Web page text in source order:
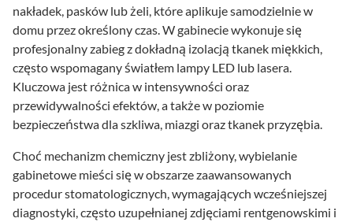
nakładek, pasków lub żeli, które aplikuje samodzielnie w
domu przez określony czas. W gabinecie wykonuje się
profesjonalny zabieg z dokładną izolacją tkanek miękkich,
często wspomagany światłem lampy LED lub lasera.
Kluczowa jest różnica w intensywności oraz
przewidywalności efektów, a także w poziomie
bezpieczeństwa dla szkliwa, miazgi oraz tkanek przyzębia.
Choć mechanizm chemiczny jest zbliżony, wybielanie
gabinetowe mieści się w obszarze zaawansowanych
procedur stomatologicznych, wymagających wcześniejszej
diagnostyki, często uzupełnianej zdjęciami rentgenowskimi i